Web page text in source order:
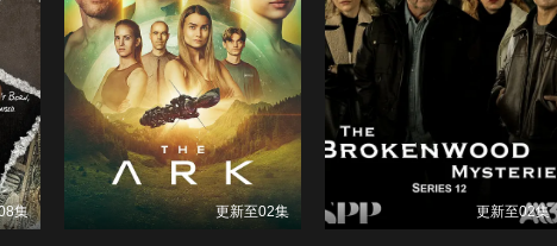
集 更新至02集 更新至02集